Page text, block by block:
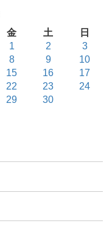
金 土
日
1
2
3
8 9
10
15 16
17
22 23
24
29
30